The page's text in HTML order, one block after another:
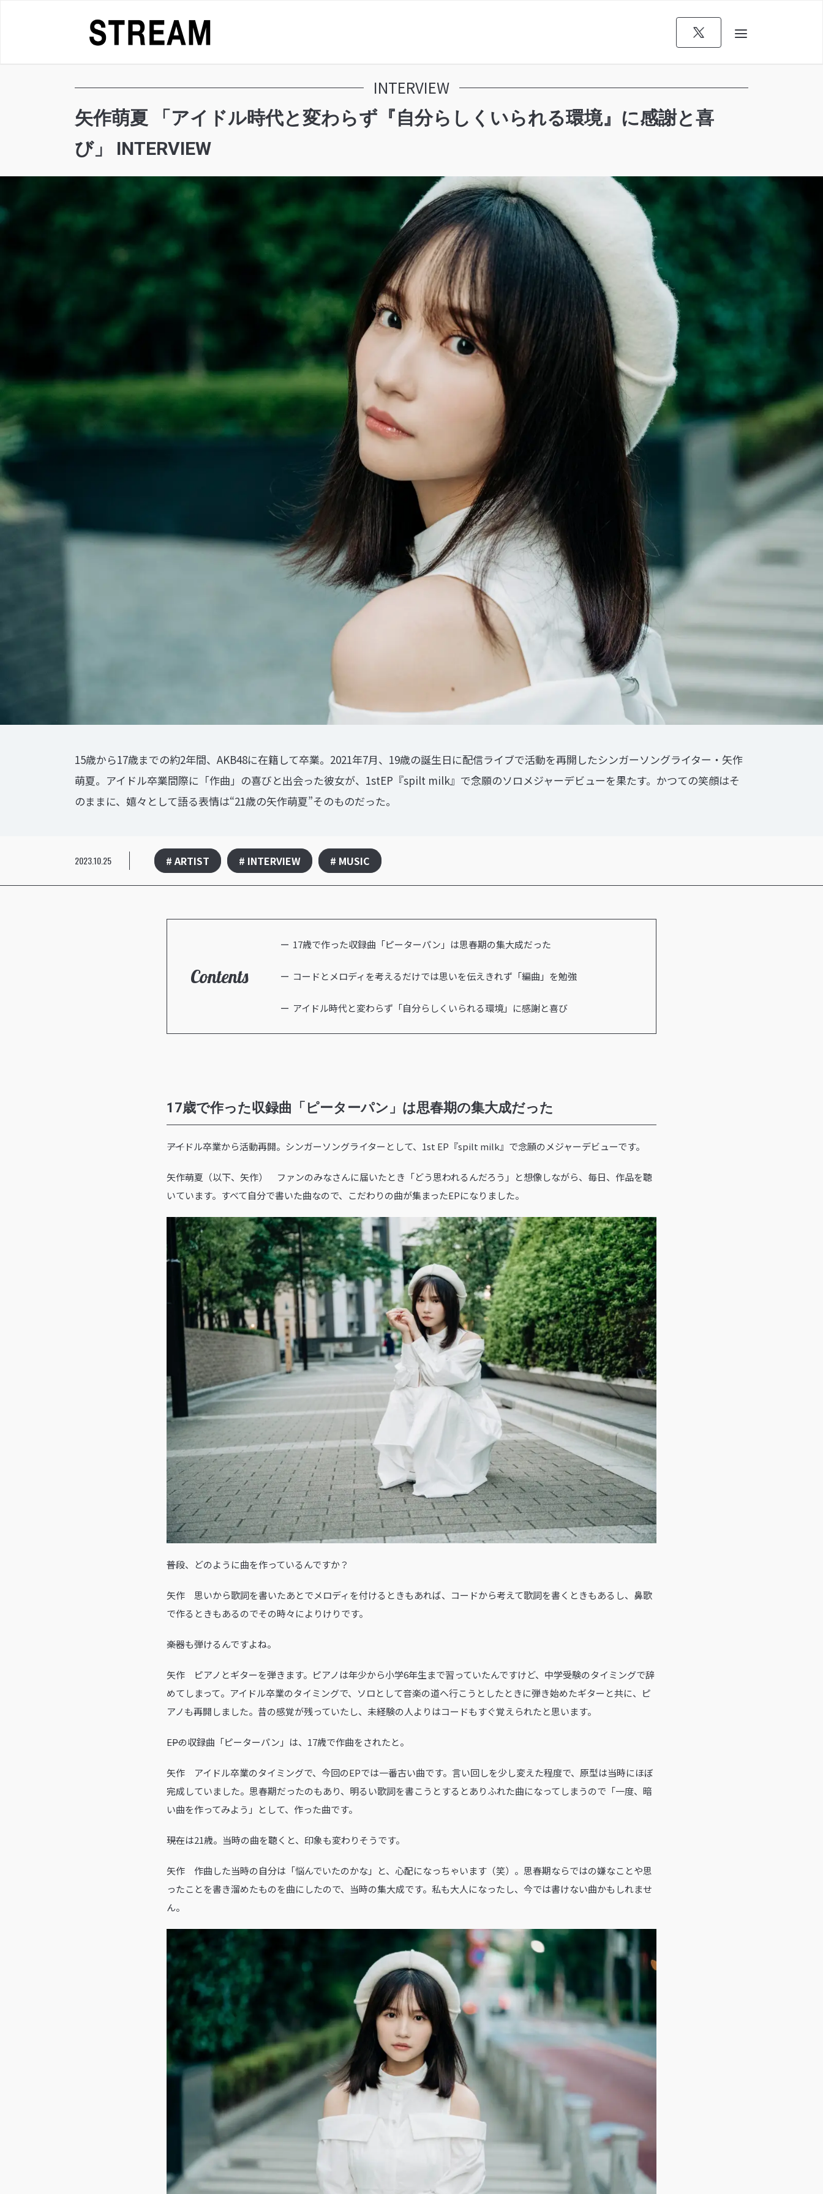
INTERVIEW
矢作萌夏 「アイドル時代と変わらず『自分らしくいられる環境』に感謝と喜
び」 INTERVIEW
15歳から17歳までの約2年間、AKB48に在籍して卒業。2021年7月、19歳の誕生日に配信ライブで活動を再開したシンガーソングライター・矢作
萌夏。アイドル卒業間際に「作曲」の喜びと出会った彼女が、1stEP『spilt milk』で念願のソロメジャーデビューを果たす。かつての笑顔はそ
のままに、嬉々として語る表情は“21歳の矢作萌夏”そのものだった。
2023.10.25 # ARTIST # INTERVIEW # MUSIC
Contents
17歳で作った収録曲「ピーターパン」は思春期の集大成だった
コードとメロディを考えるだけでは思いを伝えきれず「編曲」を勉強
アイドル時代と変わらず「自分らしくいられる環境」に感謝と喜び
17歳で作った収録曲「ピーターパン」は思春期の集大成だった
――アイドル卒業から活動再開。シンガーソングライターとして、1st EP『spilt milk』で念願のメジャーデビューです。
矢作萌夏（以下、矢作） ファンのみなさんに届いたとき「どう思われるんだろう」と想像しながら、毎日、作品を聴
いています。すべて自分で書いた曲なので、こだわりの曲が集まったEPになりました。
――普段、どのように曲を作っているんですか？
矢作 思いから歌詞を書いたあとでメロディを付けるときもあれば、コードから考えて歌詞を書くときもあるし、鼻歌
で作るときもあるのでその時々によりけりです。
――楽器も弾けるんですよね。
矢作 ピアノとギターを弾きます。ピアノは年少から小学6年生まで習っていたんですけど、中学受験のタイミングで辞
めてしまって。アイドル卒業のタイミングで、ソロとして音楽の道へ行こうとしたときに弾き始めたギターと共に、ピ
アノも再開しました。昔の感覚が残っていたし、未経験の人よりはコードもすぐ覚えられたと思います。
――EPの収録曲「ピーターパン」は、17歳で作曲をされたと。
矢作 アイドル卒業のタイミングで、今回のEPでは一番古い曲です。言い回しを少し変えた程度で、原型は当時にほぼ
完成していました。思春期だったのもあり、明るい歌詞を書こうとするとありふれた曲になってしまうので「一度、暗
い曲を作ってみよう」として、作った曲です。
――現在は21歳。当時の曲を聴くと、印象も変わりそうです。
矢作 作曲した当時の自分は「悩んでいたのかな」と、心配になっちゃいます（笑）。思春期ならではの嫌なことや思
ったことを書き溜めたものを曲にしたので、当時の集大成です。私も大人になったし、今では書けない曲かもしれませ
ん。